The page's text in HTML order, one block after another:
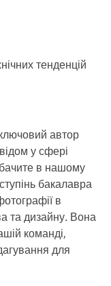
тенденцій
автор
у сфері
в нашому
бакалавра
в
та дизайну. Вона
команді,
для